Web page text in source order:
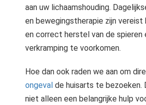
aan uw lichaamshouding.
en bewegingstherapie zijn vereist
en correct herstel van de spieren
verkramping te voorkomen.
Hoe dan ook raden we aan om
ongeval de huisarts te bezoeken.
niet alleen een belangrijke hulp